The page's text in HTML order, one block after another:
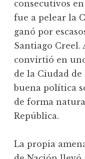
consecutivos
fue a pelear la
ganó por
Santiago Creel.
convirtió en
de la Ciudad
buena política
de forma
República.
La propia